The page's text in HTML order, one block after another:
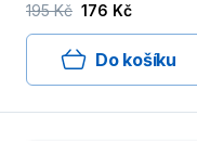
195 Kč 176 Kč
Do košíku